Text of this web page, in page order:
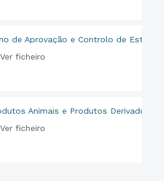
de Aprovação e Controlo de
Ver ficheiro
Animais e Produtos Derivados
Ver ficheiro